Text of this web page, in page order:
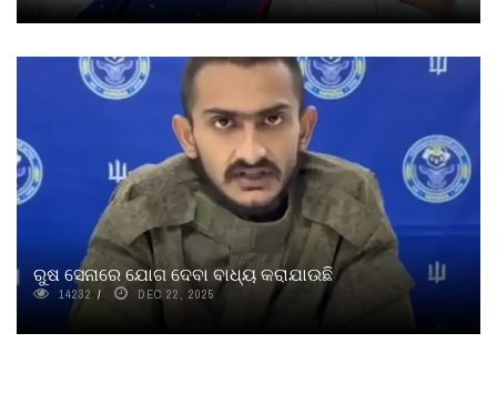
ରୁଷ ସେନାରେ ଯୋଗ ଦେବା ବାଧ୍ୟ କରାଯାଉଛି
14232 DEC 22, 2025